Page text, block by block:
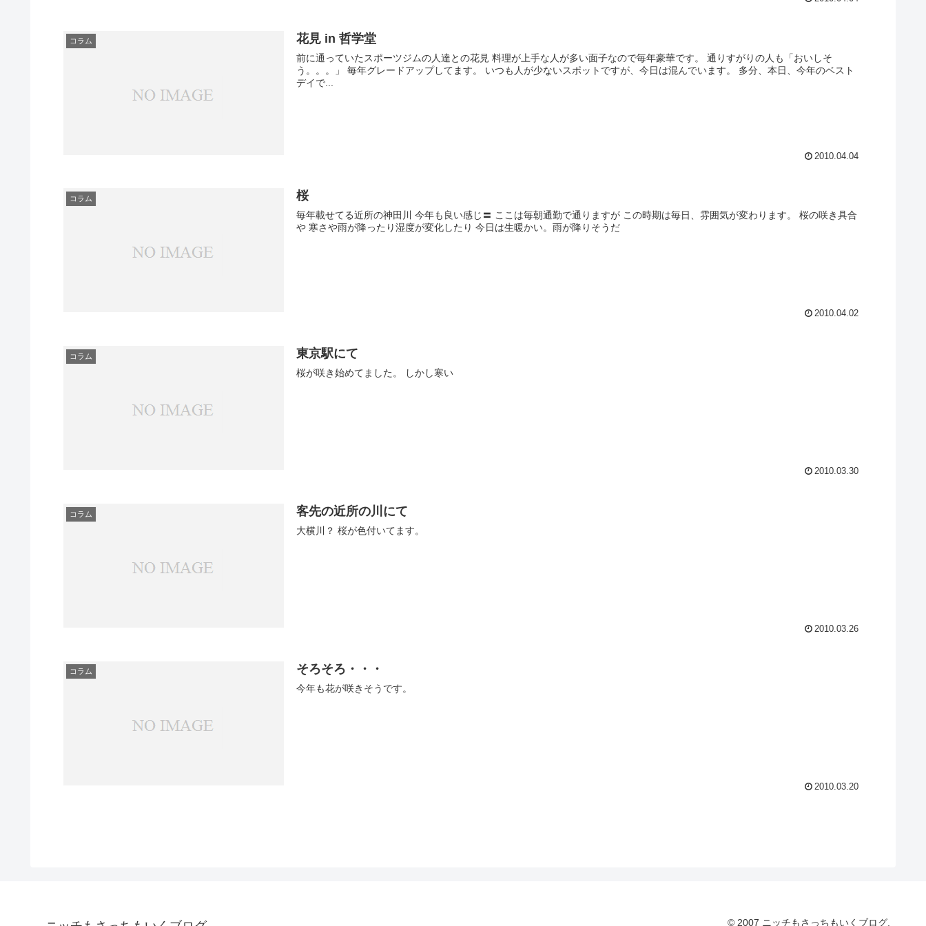
コラム 花見 in 哲学堂
前に通っていたスポーツジムの人達との花見 料理が上手な人が多い面子なので毎年豪華です。 通りすがりの人も「おいしそ
う。。。」 毎年グレードアップしてます。 いつも人が少ないスポットですが、今日は混んでいます。 多分、本日、今年のベスト
デイで...
2010.04.04
コラム 桜
毎年載せてる近所の神田川 今年も良い感じ〓 ここは毎朝通勤で通りますが この時期は毎日、雰囲気が変わります。 桜の咲き具合
や 寒さや雨が降ったり湿度が変化したり 今日は生暖かい。雨が降りそうだ
2010.04.02
コラム 東京駅にて
桜が咲き始めてました。 しかし寒い
2010.03.30
コラム 客先の近所の川にて
大横川？ 桜が色付いてます。
2010.03.26
コラム そろそろ・・・
今年も花が咲きそうです。
2010.03.20
© 2007 ニッチもさっちもいくブログ.